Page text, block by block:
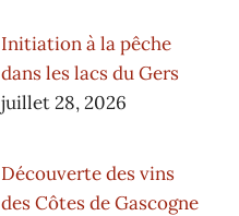
Initiation à la pêche
dans les lacs du Gers
juillet 28, 2026
Découverte des vins
des Côtes de Gascogne